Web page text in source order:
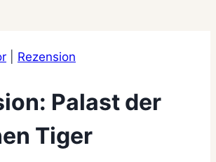
Rezension
Palast der
Tiger